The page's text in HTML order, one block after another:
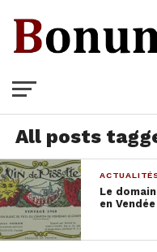
All posts
Le
en Vendée